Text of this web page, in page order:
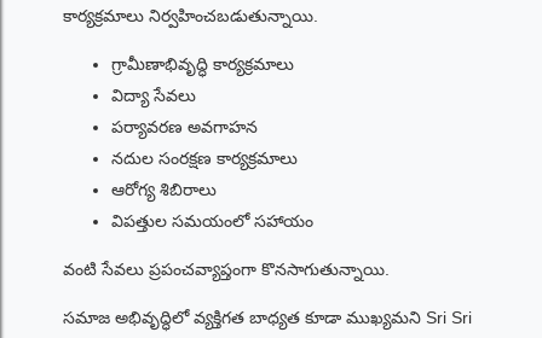
కార్యక్రమాలు నిర్వహించబడుతున్నాయి.
గ్రామీణాభివృద్ధి కార్యక్రమాలు
విద్యా సేవలు
పర్యావరణ అవగాహన
నదుల సంరక్షణ కార్యక్రమాలు
ఆరోగ్య శిబిరాలు
విపత్తుల సమయంలో సహాయం
వంటి సేవలు ప్రపంచవ్యాప్తంగా కొనసాగుతున్నాయి.
సమాజ అభివృద్ధిలో వ్యక్తిగత బాధ్యత కూడా ముఖ్యమని Sri Sri